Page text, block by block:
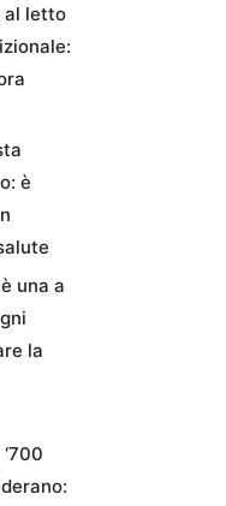
al letto
è
una a
la